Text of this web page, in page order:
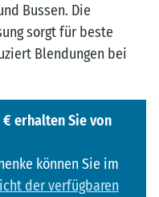
Bussen. Die
sorgt für beste
Blendungen bei
erhalten Sie von
können Sie im
der verfügbaren